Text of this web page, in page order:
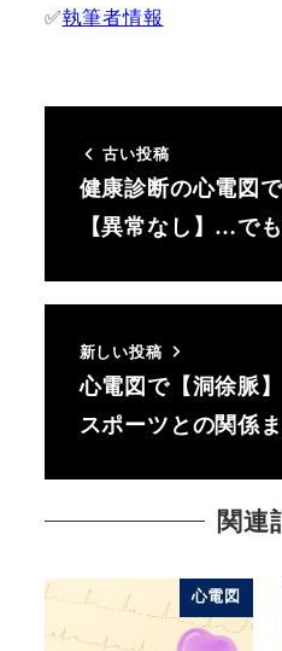
✅執筆者情報
古い投稿
健康診断の心電図
【異常なし】…で
新しい投稿
心電図で【洞徐脈
スポーツとの関係
関連
心電図